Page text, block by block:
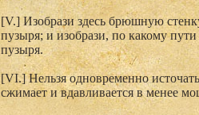
[V.] Изобрази здесь брюшную
пузыря; и изобрази, по какому
пузыря.
[VI.] Нельзя одновременно
сжимает и вдавливается в менее